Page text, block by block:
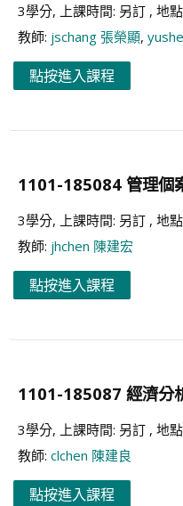
3學分, 上課時間: 另訂 , 地
教師: jschang 張榮顯,
點按進入課程
1101-185084 管理個
3學分, 上課時間: 另訂 , 地
教師: jhchen 陳建宏
點按進入課程
1101-185087 經濟分
3學分, 上課時間: 另訂 , 地
教師: clchen 陳建良
點按進入課程